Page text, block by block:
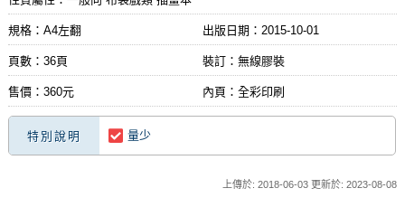
規格：A4左翻 出版日期： 2015-10-01
頁數：36頁 裝訂：無線膠裝
售價：360元 內頁：全彩印刷
特別說明 量少
上傳於: 2018-06-03 更新於: 2023-08-08